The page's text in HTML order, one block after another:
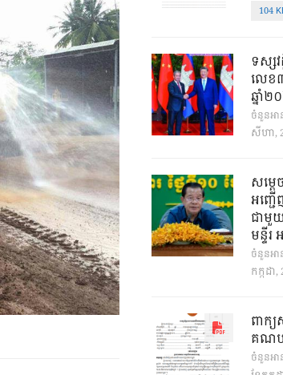
104
ទស្សវ
លេខ
ឆ្នាំ២
ចំនួនអា
សីហា,
សម្ត
អញ្
ជាមួយ
មន្ទីរ
ចំនួនអា
កក្កដា,
ពាក្
គណ
ចំនួនអា